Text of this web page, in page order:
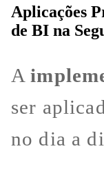
Aplicações
de BI na
A
ser
no dia a